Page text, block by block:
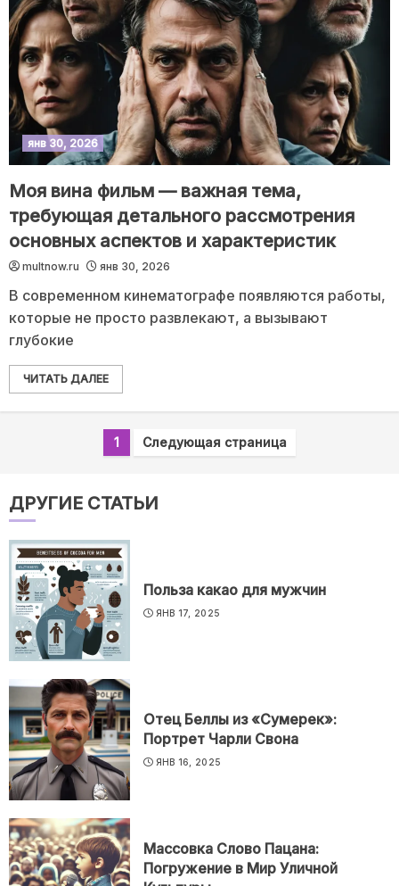
янв 30, 2026
Моя вина фильм — важная тема,
требующая детального рассмотрения
основных аспектов и характеристик
multnow.ru янв 30, 2026
В современном кинематографе появляются работы,
которые не просто развлекают, а вызывают
глубокие
ЧИТАТЬ ДАЛЕЕ
1 Следующая страница
ДРУГИЕ СТАТЬИ
Польза какао для мужчин
ЯНВ 17, 2025
Отец Беллы из «Сумерек»:
Портрет Чарли Свона
ЯНВ 16, 2025
Массовка Слово Пацана:
Погружение в Мир Уличной